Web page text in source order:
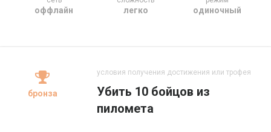
оффлайн легко одиночный
бронза
условия получения достижения или трофея
Убить 10 бойцов из
пиломета